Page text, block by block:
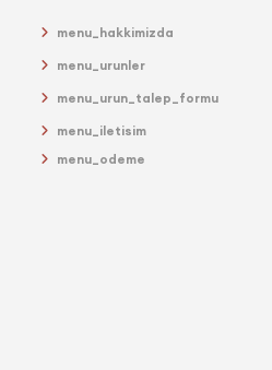
menu_hakkimizda
menu_urunler
menu_urun_talep_formu
menu_iletisim
menu_odeme